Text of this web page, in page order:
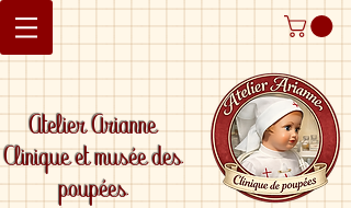
Atelier Arianne
Clinique et musée des
poupées